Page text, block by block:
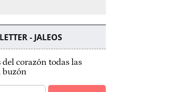
- JALEOS
corazón todas las
buzón